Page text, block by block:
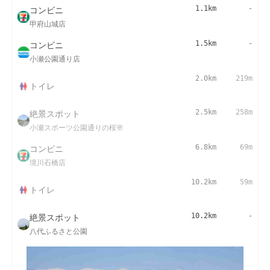
コンビニ
甲府山城店
1.1km -
コンビニ
小瀬公園通り店
1.5km -
トイレ
2.0km 219m
絶景スポット
小瀬スポーツ公園通りの桜🌸
2.5km 258m
コンビニ
境川石橋店
6.8km 69m
トイレ
10.2km 59m
絶景スポット
八代ふるさと公園
10.2km -